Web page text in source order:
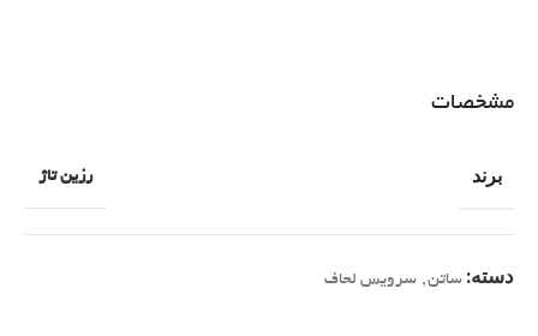
مشخصات
برند رزین تاژ
دسته: ساتن, سرویس لحاف